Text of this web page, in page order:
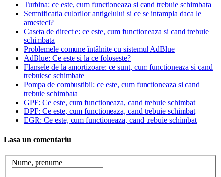
Turbina: ce este, cum functioneaza si cand trebuie schimbata
Semnificatia culorilor antigelului si ce se intampla daca le
amesteci?
Caseta de directie: ce este, cum functioneaza si cand trebuie
schimbata
Problemele comune întâlnite cu sistemul AdBlue
AdBlue: Ce este si la ce foloseste?
Flansele de la amortizoare: ce sunt, cum functioneaza si cand
trebuiesc schimbate
Pompa de combustibil: ce este, cum functioneaza si cand
trebuie schimbata
GPF: Ce este, cum functioneaza, cand trebuie schimbat
DPF: Ce este, cum functioneaza, cand trebuie schimbat
EGR: Ce este, cum functioneaza, cand trebuie schimbat
Lasa un comentariu
Nume, prenume